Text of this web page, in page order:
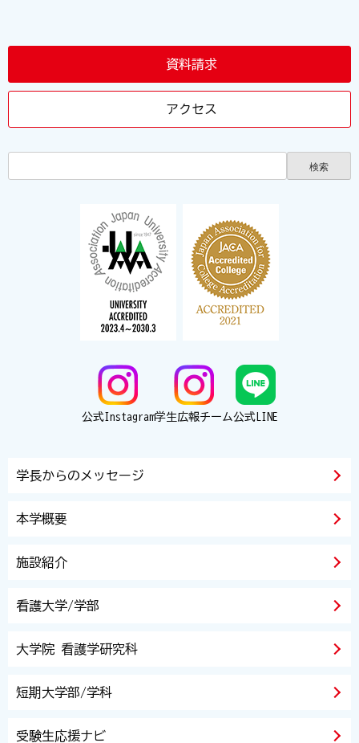
資料請求
アクセス
公式Instagram学生広報チーム公式LINE
学長からのメッセージ
本学概要
施設紹介
看護大学/学部
大学院 看護学研究科
短期大学部/学科
受験生応援ナビ